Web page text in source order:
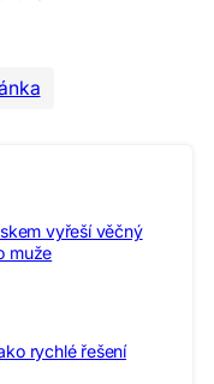
vyřeší věčný
muže
rychlé řešení